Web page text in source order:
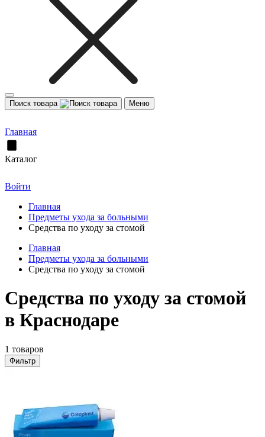
Поиск товара Меню
Главная
Каталог
Войти
Главная
Предметы ухода за больными
Средства по уходу за стомой
Главная
Предметы ухода за больными
Средства по уходу за стомой
Средства по уходу за стомой
в Краснодаре
1 товаров
Фильтр